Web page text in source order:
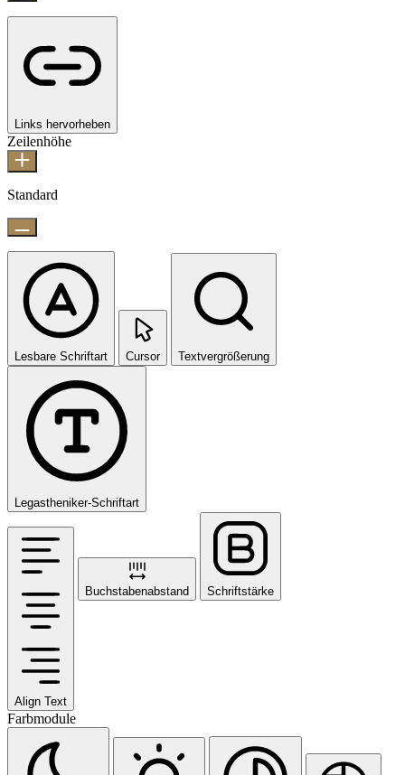
Links hervorheben
Zeilenhöhe
Standard
Lesbare Schriftart Cursor Textvergrößerung
Legastheniker-Schriftart
Align Text
Buchstabenabstand Schriftstärke
Farbmodule